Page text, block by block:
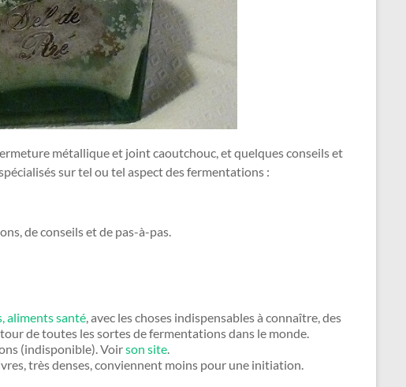
métallique et joint caoutchouc, et quelques conseils et
sur tel ou tel aspect des fermentations :
de conseils et de pas-à-pas.
aliments santé, avec les choses indispensables à connaître, des
de toutes les sortes de fermentations dans le monde.
(indisponible). Voirson site.
très denses, conviennent moins pour une initiation.